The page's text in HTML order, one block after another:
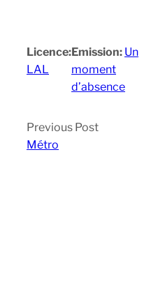
Licence:
LAL
Emission: Un
moment
d’absence
Previous Post
Métro